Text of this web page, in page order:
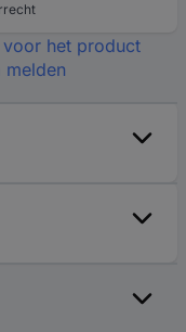
het product